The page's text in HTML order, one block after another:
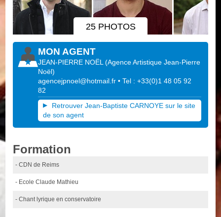
25 PHOTOS
MON AGENT
JEAN-PIERRE NOËL (Agence Artistique Jean-Pierre
Noël)
agencejpnoel@hotmail.fr • Tel : +33(0)1 48 05 92
82
Retrouver Jean-Baptiste CARNOYE sur le site
de son agent
Formation
- CDN de Reims
- Ecole Claude Mathieu
- Chant lyrique en conservatoire